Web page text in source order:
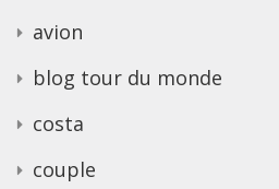
avion
blog tour du monde
costa
couple